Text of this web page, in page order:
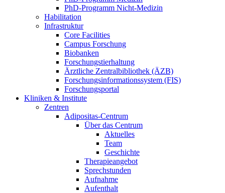
PhD-Programm Nicht-Medizin
Habilitation
Infrastruktur
Core Facilities
Campus Forschung
Biobanken
Forschungstierhaltung
Ärztliche Zentralbibliothek (ÄZB)
Forschungsinformationssystem (FIS)
Forschungsportal
Kliniken & Institute
Zentren
Adipositas-Centrum
Über das Centrum
Aktuelles
Team
Geschichte
Therapieangebot
Sprechstunden
Aufnahme
Aufenthalt